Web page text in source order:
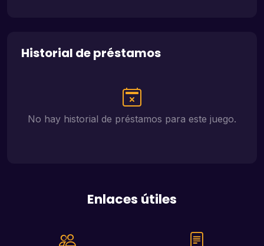
Historial de préstamos
No hay historial de préstamos para este juego.
Enlaces útiles